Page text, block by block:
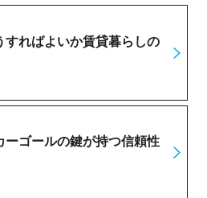
すればよいか賃貸暮らしの
ーゴールの鍵が持つ信頼性